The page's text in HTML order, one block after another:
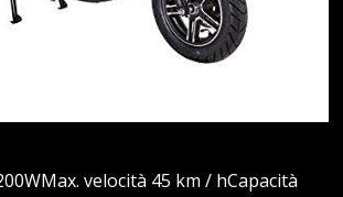
velocità 45 km / hCapacità